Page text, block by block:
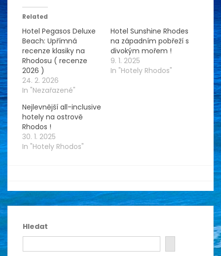
Related
Hotel Pegasos Deluxe
Beach: Upřímná
recenze klasiky na
Rhodosu ( recenze
2026 )
24. 2. 2026
In "Nezařazené"
Hotel Sunshine Rhodes
na západním pobřeží s
divokým mořem !
9. 1. 2025
In "Hotely Rhodos"
Nejlevnější all-inclusive
hotely na ostrově
Rhodos !
30. 1. 2025
In "Hotely Rhodos"
muzinacestach
Hledat